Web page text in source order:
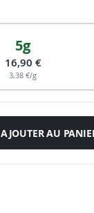
5g
16,90 €
3,38 €/g
AJOUTER AU